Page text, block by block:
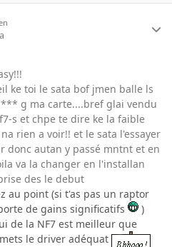
ke toi le sata bof jmen balle ls
g ma carte....bref glai vendu
s et chpe te dire ke la faible
rien a voir!! et le sata l'essayer
donc autan y passé mntnt et en
va la changer en l'installan
des le debut
au point (si t'as pas un raptor
de gains significatifs
)
de la NF7 est meilleur que
le driver adéquat